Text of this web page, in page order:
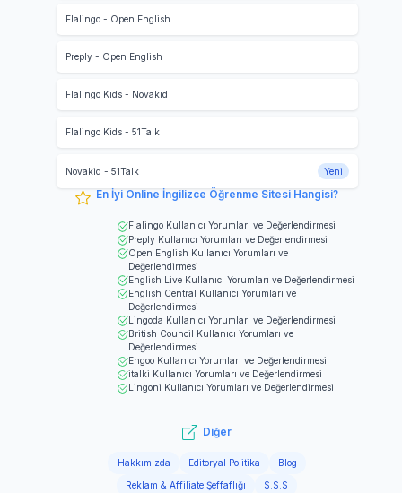
Flalingo- Open English
Preply- Open English
Flalingo Kids- Novakid
Flalingo Kids- 51Talk
Novakid - 51Talk Yeni
En İyi Online İngilizce Öğrenme Sitesi Hangisi?
Flalingo Kullanıcı Yorumları ve Değerlendirmesi
Preply Kullanıcı Yorumları ve Değerlendirmesi
Open English Kullanıcı Yorumları ve
Değerlendirmesi
English Live Kullanıcı Yorumları ve Değerlendirmesi
English Central Kullanıcı Yorumları ve
Değerlendirmesi
Lingoda Kullanıcı Yorumları ve Değerlendirmesi
British Council Kullanıcı Yorumları ve
Değerlendirmesi
Engoo Kullanıcı Yorumları ve Değerlendirmesi
italki Kullanıcı Yorumları ve Değerlendirmesi
Lingoni Kullanıcı Yorumları ve Değerlendirmesi
Diğer
Hakkımızda Editoryal Politika Blog
Reklam & Affiliate Şeffaflığı S.S.S